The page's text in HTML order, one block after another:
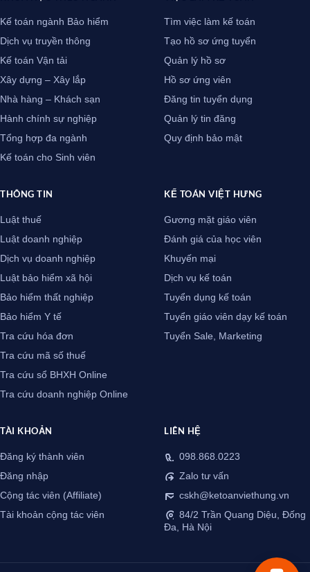
Kế toán ngành Bảo hiểm
Dịch vụ truyền thông
Kế toán Vận tải
Xây dựng – Xây lắp
Nhà hàng – Khách sạn
Hành chính sự nghiệp
Tổng hợp đa ngành
Kế toán cho Sinh viên
Tìm việc làm kế toán
Tạo hồ sơ ứng tuyển
Quản lý hồ sơ
Hồ sơ ứng viên
Đăng tin tuyển dụng
Quản lý tin đăng
Quy định bảo mật
THÔNG TIN
Luật thuế
Luật doanh nghiệp
Dịch vụ doanh nghiệp
Luật bảo hiểm xã hội
Bảo hiểm thất nghiệp
Bảo hiểm Y tế
Tra cứu hóa đơn
Tra cứu mã số thuế
Tra cứu sổ BHXH Online
Tra cứu doanh nghiệp Online
KẾ TOÁN VIỆT HƯNG
Gương mặt giáo viên
Đánh giá của học viên
Khuyến mại
Dịch vụ kế toán
Tuyển dụng kế toán
Tuyển giáo viên dạy kế toán
Tuyển Sale, Marketing
TÀI KHOẢN
Đăng ký thành viên
Đăng nhập
Cộng tác viên (Affiliate)
Tài khoản cộng tác viên
LIÊN HỆ
098.868.0223
Zalo tư vấn
cskh@ketoanviethung.vn
84/2 Trần Quang Diệu, Đống
Đa, Hà Nội